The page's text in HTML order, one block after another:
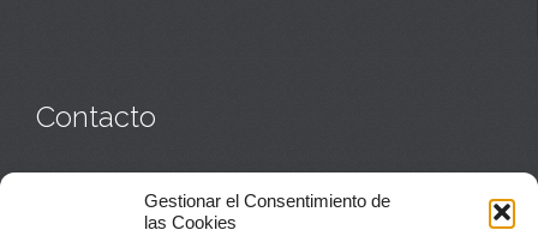
Gestionar el Consentimiento de
las Cookies
Contacto
Casa de acogida:609 423 521o949 835 058